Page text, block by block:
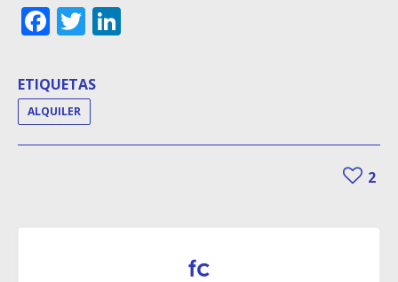
Facebook
Twitter
ETIQUETAS
ALQUILER
2